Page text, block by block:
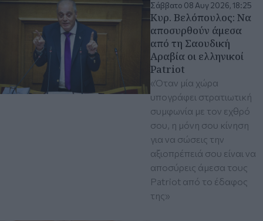
Σάββατο 08 Αυγ 2026, 18:25
Κυρ. Βελόπουλος: Να
αποσυρθούν άμεσα
από τη Σαουδική
Αραβία οι ελληνικοί
Patriot
«Όταν μία χώρα
υπογράφει στρατιωτική
συμφωνία με τον εχθρό
σου, η μόνη σου κίνηση
για να σώσεις την
αξιοπρέπειά σου είναι να
αποσύρεις άμεσα τους
Patriot από το έδαφος
της»